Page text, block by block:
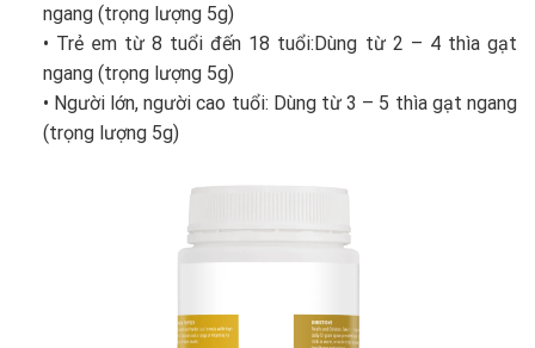
ngang (trọng lượng 5g)
• Trẻ em từ 8 tuổi đến 18 tuổi:Dùng từ 2 – 4 thìa gạt
ngang (trọng lượng 5g)
• Người lớn, người cao tuổi: Dùng từ 3 – 5 thìa gạt ngang
(trọng lượng 5g)